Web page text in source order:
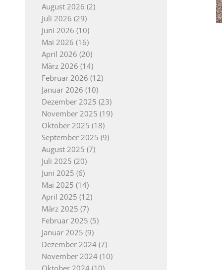
August 2026 (2)
Juli 2026 (29)
Juni 2026 (10)
Mai 2026 (16)
April 2026 (20)
März 2026 (14)
Februar 2026 (12)
Januar 2026 (10)
Dezember 2025 (23)
November 2025 (19)
Oktober 2025 (18)
September 2025 (9)
August 2025 (7)
Juli 2025 (20)
Juni 2025 (6)
Mai 2025 (14)
April 2025 (12)
März 2025 (7)
Februar 2025 (5)
Januar 2025 (9)
Dezember 2024 (7)
November 2024 (10)
Oktober 2024 (10)